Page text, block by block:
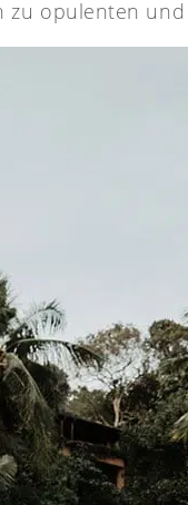
zu opulenten